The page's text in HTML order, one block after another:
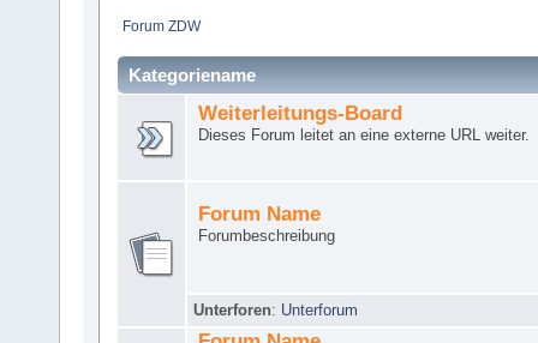
Forum ZDW
Kategoriename
Weiterleitungs-Board
Dieses Forum leitet an eine externe URL weiter.
Forum Name
Forumbeschreibung
Unterforen: Unterforum